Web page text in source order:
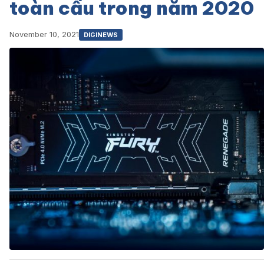
toàn cầu trong năm 2020
November 10, 2021 DIGINEWS